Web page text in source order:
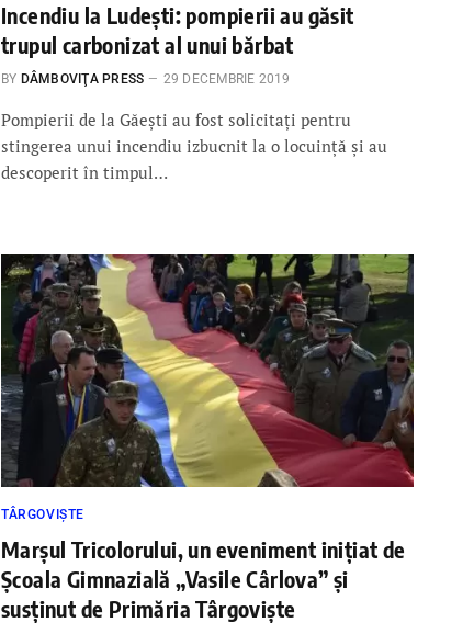
Incendiu la Ludeşti: pompierii au găsit
trupul carbonizat al unui bărbat
BY DÂMBOVIŢA PRESS 29 DECEMBRIE 2019
Pompierii de la Găeşti au fost solicitaţi pentru
stingerea unui incendiu izbucnit la o locuinţă şi au
descoperit în timpul…
TÂRGOVIȘTE
Marşul Tricolorului, un eveniment iniţiat de
Şcoala Gimnazială „Vasile Cârlova” şi
susţinut de Primăria Târgovişte